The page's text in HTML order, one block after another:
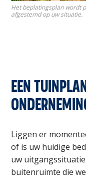
Het beplatingsplan wordt
afgestemd op uw situatie.
EEN
Liggen er
of is uw huidige
uw
buitenruimte die